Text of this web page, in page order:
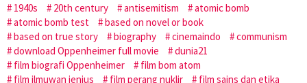
1940s
20th century antisemitism
atomic bomb
atomic bomb test
based on novel or book
based on true story
biography cinemaindo
communism
download Oppenheimer full movie
dunia21
film biografi Oppenheimer
film bom atom
film ilmuwan jenius
film perang nuklir film sains dan etika